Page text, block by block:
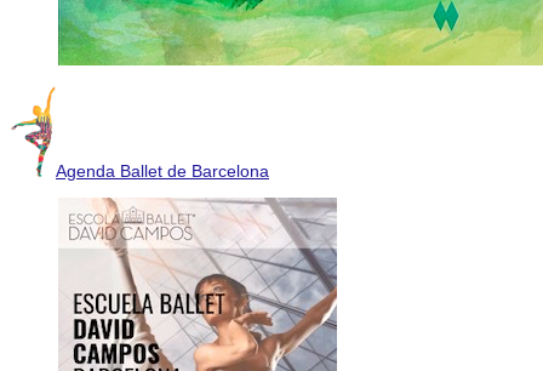
Agenda Ballet de Barcelona